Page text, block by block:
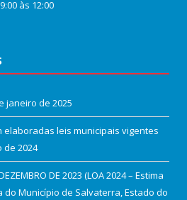
às 12:00
janeiro de 2025
elaboradas leis municipais vigentes
de 2024
DE 2023 (LOA 2024 – Estima
do Município de Salvaterra, Estado do